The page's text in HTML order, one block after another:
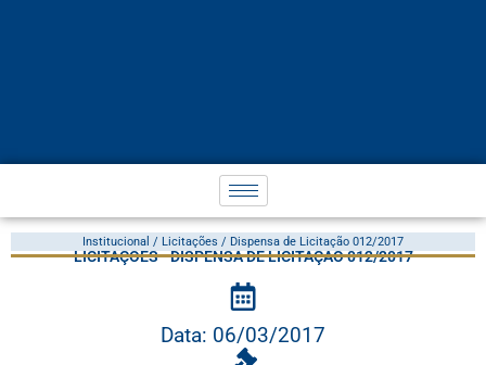
LICITAÇÕES - DISPENSA DE LICITAÇÃO 012/2017
Institucional / Licitações / Dispensa de Licitação 012/2017
Data: 06/03/2017